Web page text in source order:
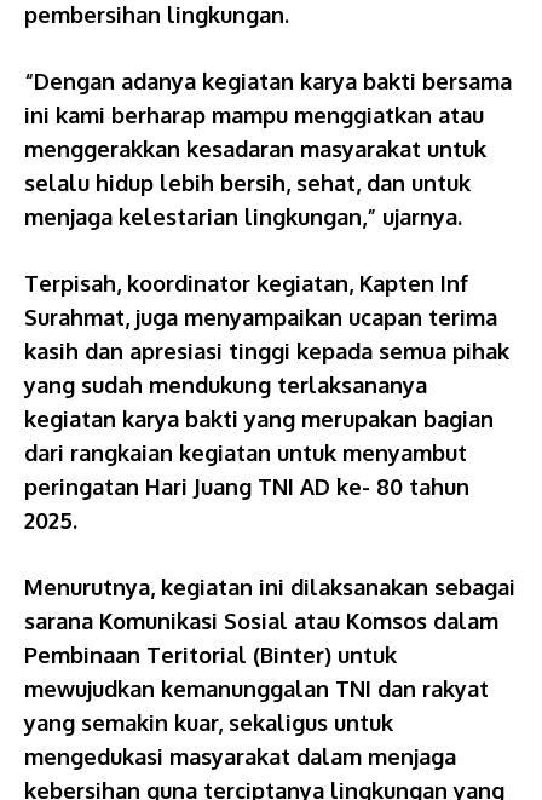
pembersihan lingkungan.
“Dengan adanya kegiatan karya bakti bersama
ini kami berharap mampu menggiatkan atau
menggerakkan kesadaran masyarakat untuk
selalu hidup lebih bersih, sehat, dan untuk
menjaga kelestarian lingkungan,” ujarnya.
Terpisah, koordinator kegiatan, Kapten Inf
Surahmat, juga menyampaikan ucapan terima
kasih dan apresiasi tinggi kepada semua pihak
yang sudah mendukung terlaksananya
kegiatan karya bakti yang merupakan bagian
dari rangkaian kegiatan untuk menyambut
peringatan Hari Juang TNI AD ke- 80 tahun
2025.
Menurutnya, kegiatan ini dilaksanakan sebagai
sarana Komunikasi Sosial atau Komsos dalam
Pembinaan Teritorial (Binter) untuk
mewujudkan kemanunggalan TNI dan rakyat
yang semakin kuar, sekaligus untuk
mengedukasi masyarakat dalam menjaga
kebersihan guna terciptanya lingkungan yang